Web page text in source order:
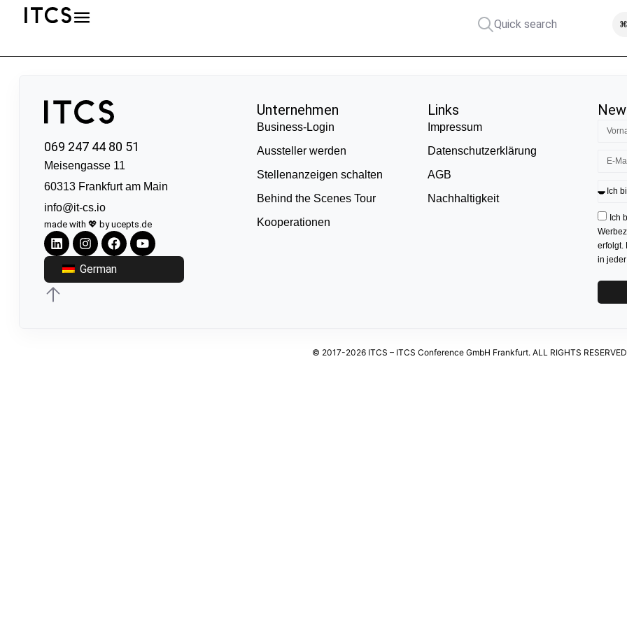
Quick search
069 247 44 80 51
Meisengasse 11
60313 Frankfurt am Main
info@it-cs.io
made with 💖 by ucepts.de
German
Unternehmen
Business-Login
Aussteller werden
Stellenanzeigen schalten
Behind the Scenes Tour
Kooperationen
Links
Impressum
Datenschutzerklärung
AGB
Nachhaltigkeit
Ich
erfolgt.
in
© 2017-2026 ITCS – ITCS Conference GmbH Frankfurt. ALL RIGHTS